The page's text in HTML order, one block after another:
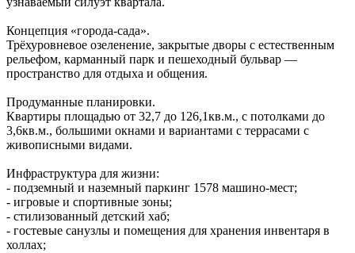
Концепция «города‑сада».
Трёхуровневое озеленение, закрытые дворы с естественным
рельефом, карманный парк и пешеходный бульвар —
пространство для отдыха и общения.
Продуманные планировки.
Квартиры площадью от 32,7 до 126,1кв.м., с потолками до
3,6кв.м., большими окнами и вариантами с террасами с
живописными видами.
Инфраструктура для жизни:
- подземный и наземный паркинг 1578 машино‑мест;
- игровые и спортивные зоны;
- стилизованный детский хаб;
- гостевые санузлы и помещения для хранения инвентаря в
холлах;